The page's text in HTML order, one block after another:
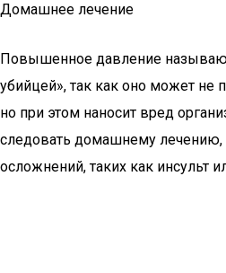
Домашнее лечение
Повышенное давление
убийцей», так как оно может не
но при этом наносит вред
следовать домашнему лечению,
осложнений, таких как инсульт